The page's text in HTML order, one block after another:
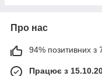
Про нас
94% позитивних з
Працює з